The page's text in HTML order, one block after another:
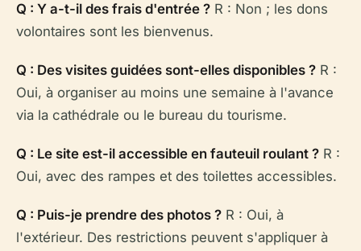
Q : Y a-t-il des frais d'entrée ? R : Non ; les dons
volontaires sont les bienvenus.
Q : Des visites guidées sont-elles disponibles ? R :
Oui, à organiser au moins une semaine à l'avance
via la cathédrale ou le bureau du tourisme.
Q : Le site est-il accessible en fauteuil roulant ? R :
Oui, avec des rampes et des toilettes accessibles.
Q : Puis-je prendre des photos ? R : Oui, à
l'extérieur. Des restrictions peuvent s'appliquer à